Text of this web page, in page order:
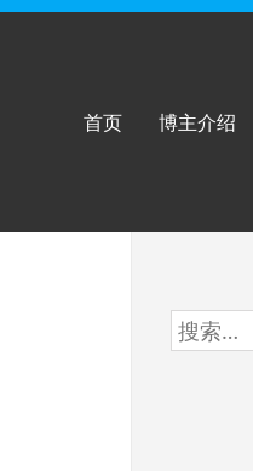
首页 博主介绍
跳
至
搜
索：